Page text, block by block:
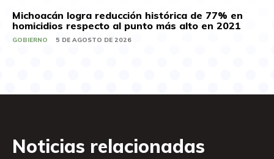
Michoacán logra reducción histórica de 77% en
homicidios respecto al punto más alto en 2021
GOBIERNO 5 DE AGOSTO DE 2026
Noticias relacionadas